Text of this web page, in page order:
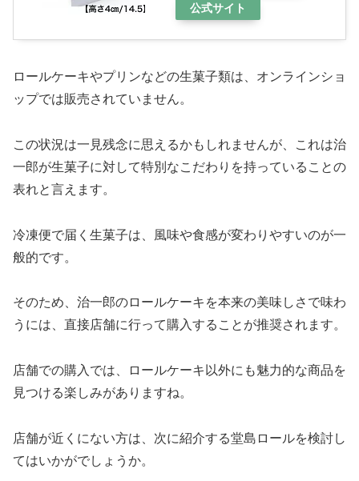
公式サイト
ロールケーキやプリンなどの生菓子類は、オンラインショ
ップでは販売されていません。
この状況は一見残念に思えるかもしれませんが、これは治
一郎が生菓子に対して特別なこだわりを持っていることの
表れと言えます。
冷凍便で届く生菓子は、風味や食感が変わりやすいのが一
般的です。
そのため、治一郎のロールケーキを本来の美味しさで味わ
うには、直接店舗に行って購入することが推奨されます。
店舗での購入では、ロールケーキ以外にも魅力的な商品を
見つける楽しみがありますね。
店舗が近くにない方は、次に紹介する堂島ロールを検討し
てはいかがでしょうか。